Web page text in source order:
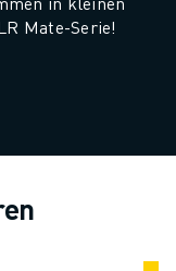
Mate-Serie!